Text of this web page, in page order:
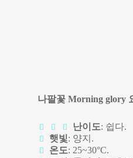
나팔꽃 Morning glory
난이도: 쉽다.
햇빛: 양지.
온도: 25~30°C.